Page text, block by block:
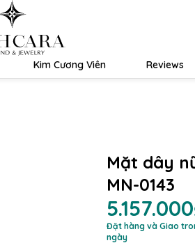
Kim Cương Viên Reviews
Mặt dây
MN-0143
Đặt hàng và Giao
ngày